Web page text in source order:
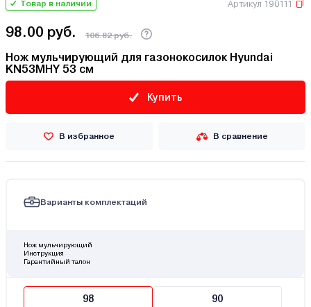
Товар в наличии Артикул 190111
98.00 руб. 106.82 руб.
Нож мульчирующий для газонокосилок Hyundai
KN53MHY 53 см
Купить
В избранное В сравнение
Варианты комплектаций
Нож мульчирующий
Инструкция
Гарантийный талон
98 90